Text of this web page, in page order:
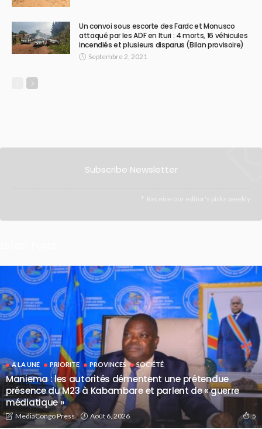
Un convoi sous escorte des Fardc et Monusco
attaqué par les ADF en Ituri : 4 morts, 16 véhicules
incendiés et plusieurs disparus (Bilan provisoire)
Septembre 2, 2021
Subscribe Newsletter
Receive our editor's picks weekly
A LA UNE PRIORITE PROVINCES SOCIÉTÉ
Maniema : les autorités démentent une prétendue
présence du M23 à Kabambare et parlent de « guerre
médiatique »
MediaCongo Press Août 6, 2026 5